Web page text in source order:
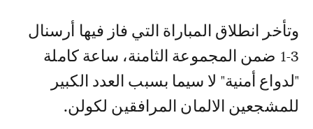
وتأخر انطلاق المباراة التي فاز فيها أرسنال
3-1 ضمن المجموعة الثامنة، ساعة كاملة
"لدواع أمنية" لا سيما بسبب العدد الكبير
للمشجعين الالمان المرافقين لكولن.